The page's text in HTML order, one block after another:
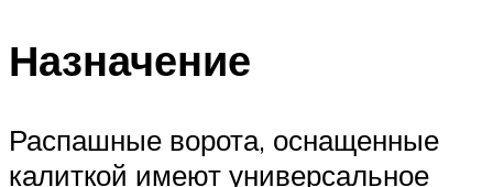
Назначение
Распашные ворота, оснащенные
калиткой имеют универсальное